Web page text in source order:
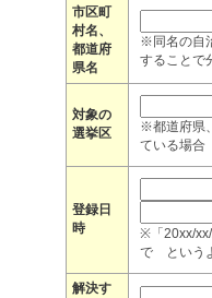
市区町
村名、
都道府
県名
※同名の自
することで
対象の
選挙区
※都道府県
ている場合
登録日
時
※「20xx/
で という
解決す